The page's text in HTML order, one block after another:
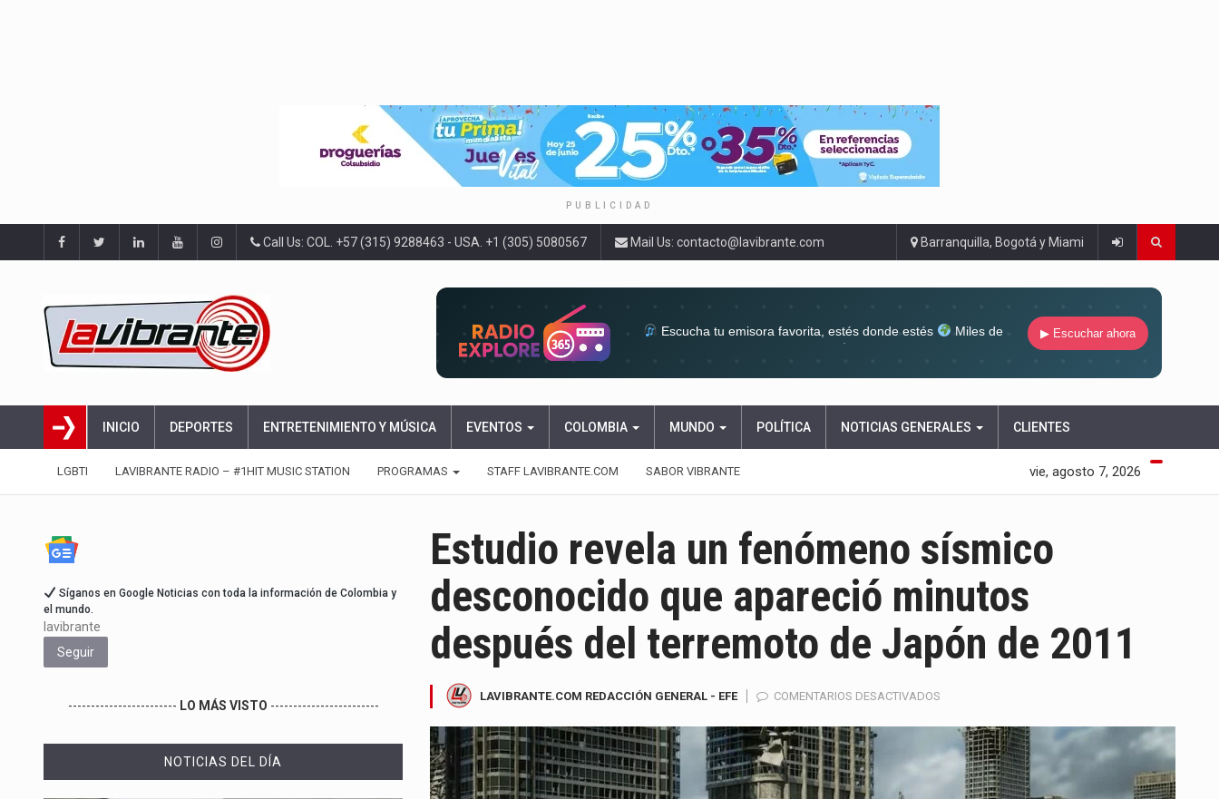
PUBLICIDAD
Call Us: COL. +57 (315) 9288463 - USA. +1 (305) 5080567 Mail Us: contacto@lavibrante.com Barranquilla, Bogotá y Miami
Escucha tu emisora favorita, estés donde estés
Miles de
▶ Escuchar ahora
INICIO DEPORTES ENTRETENIMIENTO Y MÚSICA EVENTOS COLOMBIA MUNDO POLÍTICA NOTICIAS GENERALES CLIENTES
LGBTI LAVIBRANTE RADIO – #1HIT MUSIC STATION PROGRAMAS STAFF LAVIBRANTE.COM SABOR VIBRANTE vie, agosto 7, 2026
Estudio revela un fenómeno sísmico
desconocido que apareció minutos
después del terremoto de Japón de 2011
LAVIBRANTE.COM REDACCIÓN GENERAL - EFE COMENTARIOS DESACTIVADOS
REVELA
UN
FENÓMENO
SÍSMICO
Síganos en Google Noticias con toda la información de Colombia y
el mundo.
lavibrante
Seguir
------------------------ LO MÁS VISTO ------------------------
NOTICIAS DEL DÍA